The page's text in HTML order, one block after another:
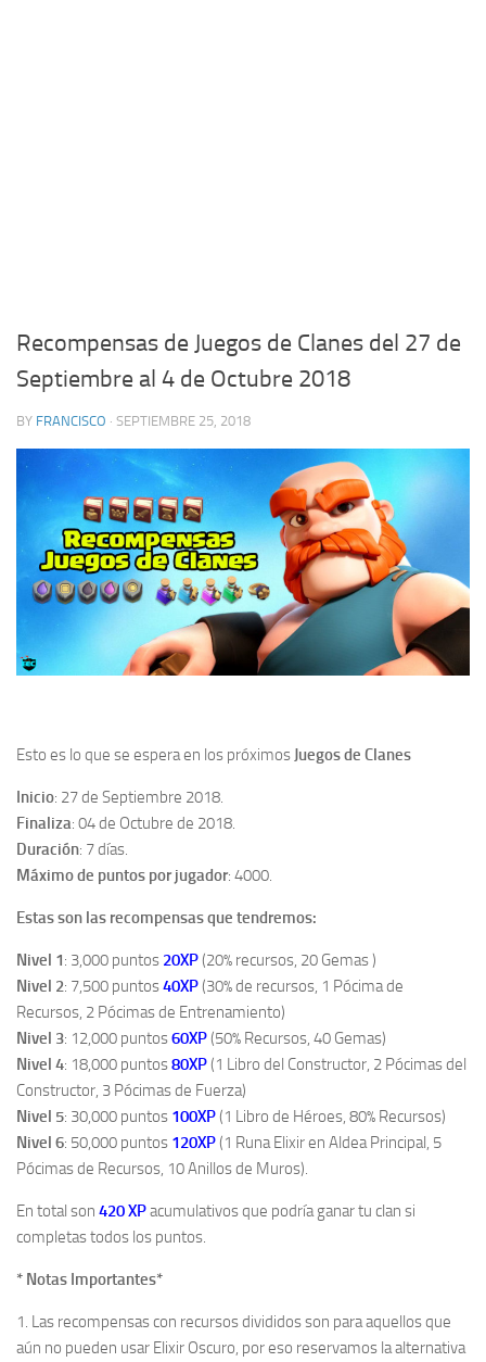
Recompensas de Juegos de Clanes del 27 de
Septiembre al 4 de Octubre 2018
BY FRANCISCO · SEPTIEMBRE 25, 2018
Esto es lo que se espera en los próximos Juegos de Clanes
Inicio: 27 de Septiembre 2018.
Finaliza: 04 de Octubre de 2018.
Duración: 7 días.
Máximo de puntos por jugador: 4000.
Estas son las recompensas que tendremos:
Nivel 1: 3,000 puntos 20XP(20% recursos, 20 Gemas )
Nivel 2: 7,500 puntos40XP(30% de recursos, 1 Pócima de
Recursos, 2 Pócimas de Entrenamiento)
Nivel 3: 12,000 puntos60XP(50% Recursos, 40 Gemas)
Nivel 4: 18,000 puntos80XP(1 Libro del Constructor, 2 Pócimas del
Constructor, 3 Pócimas de Fuerza)
Nivel 5: 30,000 puntos 100XP(1 Libro de Héroes, 80% Recursos)
Nivel 6: 50,000 puntos 120XP(1 Runa Elixir en Aldea Principal, 5
Pócimas de Recursos, 10 Anillos de Muros).
En total son 420XPacumulativos que podría ganar tu clan si
completas todos los puntos.
* Notas Importantes*
1. Las recompensas con recursos divididos son para aquellos que
aún no pueden usar Elixir Oscuro, por eso reservamos la alternativa